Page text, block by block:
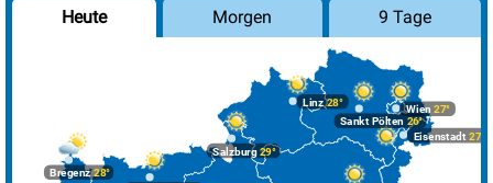
Heute Morgen 9 Tage
Bregenz28°
Linz28°
Salzburg29°
Wien 27°
Eisenstadt 27°
Sankt Pölten 26°